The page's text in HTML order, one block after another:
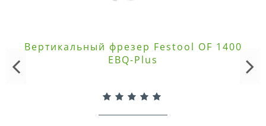
Вертикальный фрезер Festool OF 1400
EBQ-Plus